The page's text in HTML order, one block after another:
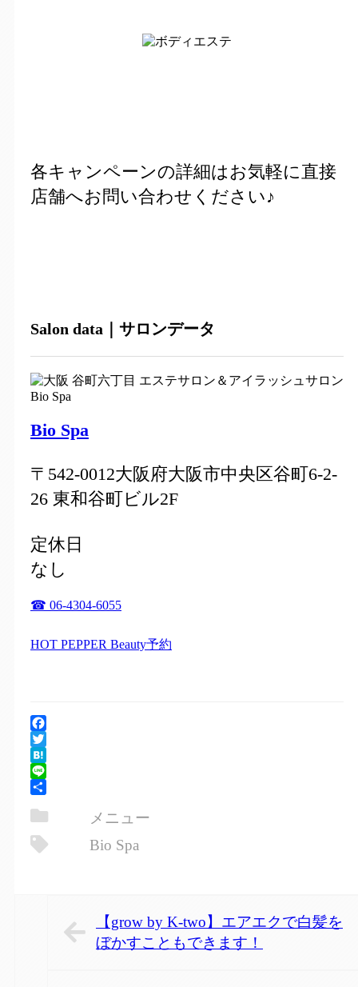
各キャンペーンの詳細はお気軽に直接
店舗へお問い合わせください♪
Salon data｜サロンデータ
Bio Spa
〒542-0012大阪府大阪市中央区谷町6-2-
26 東和谷町ビル2F
定休日
なし
☎ 06-4304-6055
HOT PEPPER Beauty予約
Facebook
Twitter
Hatena
Line
有
メニュー
Bio Spa
【grow by K-two】エアエクで白髪を
ぼかすこともできます！